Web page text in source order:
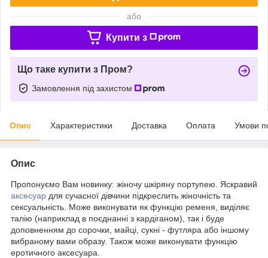
або
Купити з
Що таке купити з Пром?
Замовлення під захистом
Опис Характеристики Доставка Оплата Умови
Опис
Пропонуємо Вам новинку: жіночу шкіряну портупею. Яскравий
аксесуар для сучасної дівчини підкреслить жіночність та
сексуальність. Може виконувати як функцію ременя, виділяє
талію (наприклад в поєднанні з кардіганом), так і буде
доповненням до сорочки, майці, сукні - футляра або іншому
вибраному вами образу. Також може виконувати функцію
еротичного аксесуара.